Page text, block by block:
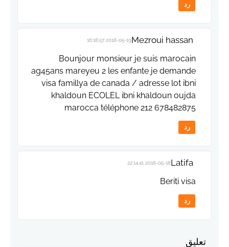
رد
Mezroui hassan
2018-05-19 16:18:57
Bounjour monsieur je suis marocain
ag45ans mareyeu 2 les enfante je demande
visa famillya de canada / adresse lot ibni
khaldoun ECOLEL ibni khaldoun oujda
marocca téléphone 212 678482875
رد
Latifa
2018-05-18 22:14:41
Beriti visa
رد
تعليق